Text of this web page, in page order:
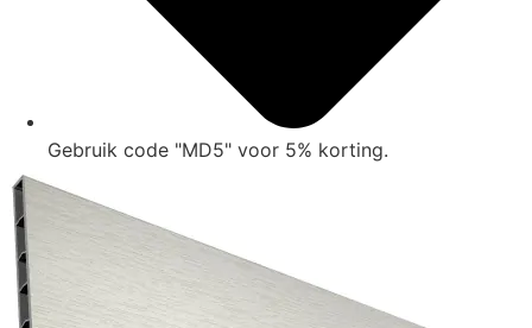
Gebruik code "MD5" voor 5% korting.